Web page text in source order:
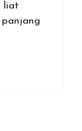
liat
panjang